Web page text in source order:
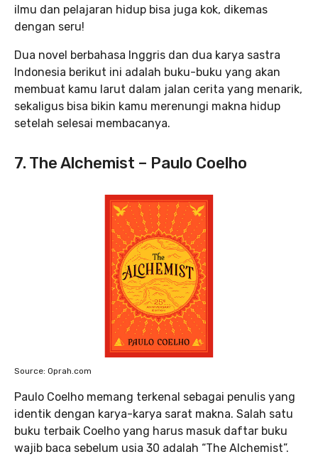
ilmu dan pelajaran hidup bisa juga kok, dikemas
dengan seru!
Dua novel berbahasa Inggris dan dua karya sastra
Indonesia berikut ini adalah buku-buku yang akan
membuat kamu larut dalam jalan cerita yang menarik,
sekaligus bisa bikin kamu merenungi makna hidup
setelah selesai membacanya.
7. The Alchemist – Paulo Coelho
Source: Oprah.com
Paulo Coelho memang terkenal sebagai penulis yang
identik dengan karya-karya sarat makna. Salah satu
buku terbaik Coelho yang harus masuk daftar buku
wajib baca sebelum usia 30 adalah “The Alchemist”.